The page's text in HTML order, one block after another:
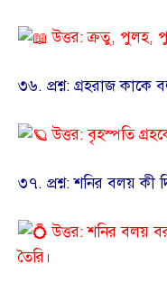
উত্তর: ক্রতু, পুলহ,
​৩৬. প্রশ্ন: গ্রহরাজ কাকে
উত্তর: বৃহস্পতি
​৩৭. প্রশ্ন: শনির বলয় কী
উত্তর: শনির বলয়
তৈরি।